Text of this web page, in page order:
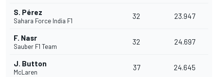
S. Pérez
Sahara Force India F1
32 23.947
F. Nasr
Sauber F1 Team
32 24.697
J. Button
McLaren
37 24.645